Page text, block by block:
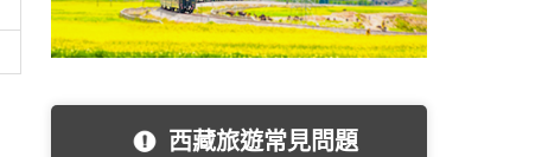
西藏旅遊常見問題